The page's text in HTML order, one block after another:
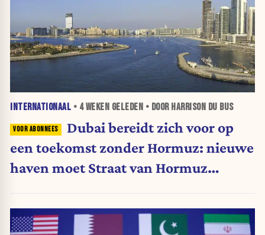
INTERNATIONAAL • 4 WEKEN GELEDEN • DOOR HARRISON DU BUS
Dubai bereidt zich voor op
een toekomst zonder Hormuz: nieuwe
haven moet Straat van Hormuz